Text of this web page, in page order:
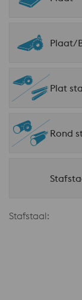
Plaat/
Plat
Rond
Stafstaal: